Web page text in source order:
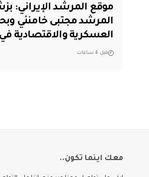
موقع المرشد الإيراني:
المرشد مجتبى خامنئي
العسكرية والاقتصادية في
قبل 4 ساعات
معك اينما تكون..